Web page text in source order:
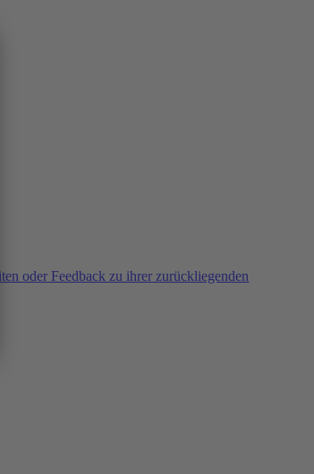
oder Feedback zu ihrer zurückliegenden